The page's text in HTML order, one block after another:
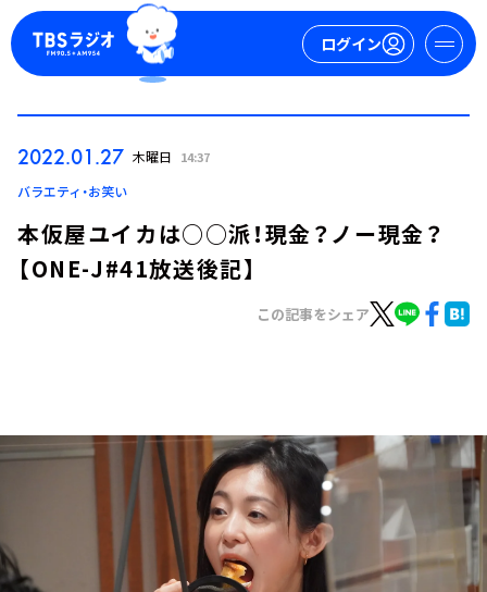
ログイン
ログイン
トピックス
TBS Podcast
お知らせ
イベント・グッズ
YouTube
会社情報
2022.01.27 木曜日 14:37
バラエティ・お笑い
本仮屋ユイカは○○派！現金？ノー現金？
【ONE-J#41放送後記】
この記事をシェア